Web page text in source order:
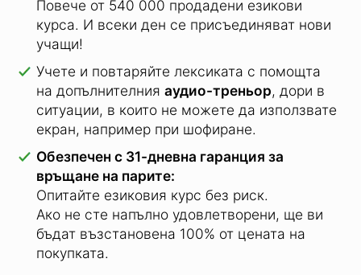
Основният курс по Мексикански испански
еизцяло преработен през 2026г.
Една от най-успешните учебни концепции:
Повече от 540 000 продадени езикови
курса.И всеки ден се присъединяват нови
учащи!
Учете и повтаряйте лексиката с помощта
на допълнителнияаудио-треньор, дори в
ситуации, в които не можете да използвате
екран, например при шофиране.
Обезпечен с 31-дневна гаранция за
връщане на парите:
Опитайте езиковия курс без риск.